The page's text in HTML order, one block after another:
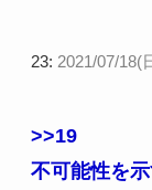
23: 2021/07/18(
>>19
不可能性を